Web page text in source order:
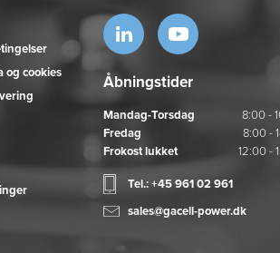
og cookies
Åbningstider
Mandag-Torsdag
8:00 -
Fredag
8:00 -
Frokost lukket
12:00 -
Tel.: +45 961 02 961
sales@gacell-power.dk